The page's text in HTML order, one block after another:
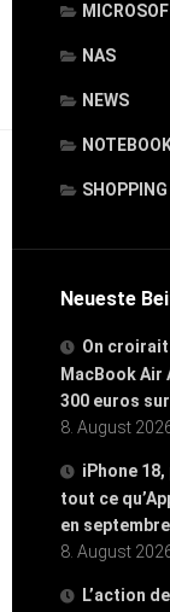
NAS
NEWS
SHOPPING
Neueste
On
MacBook Air
300 euros
8. August
iPhone
tout ce
en septembre
8. August
L’action